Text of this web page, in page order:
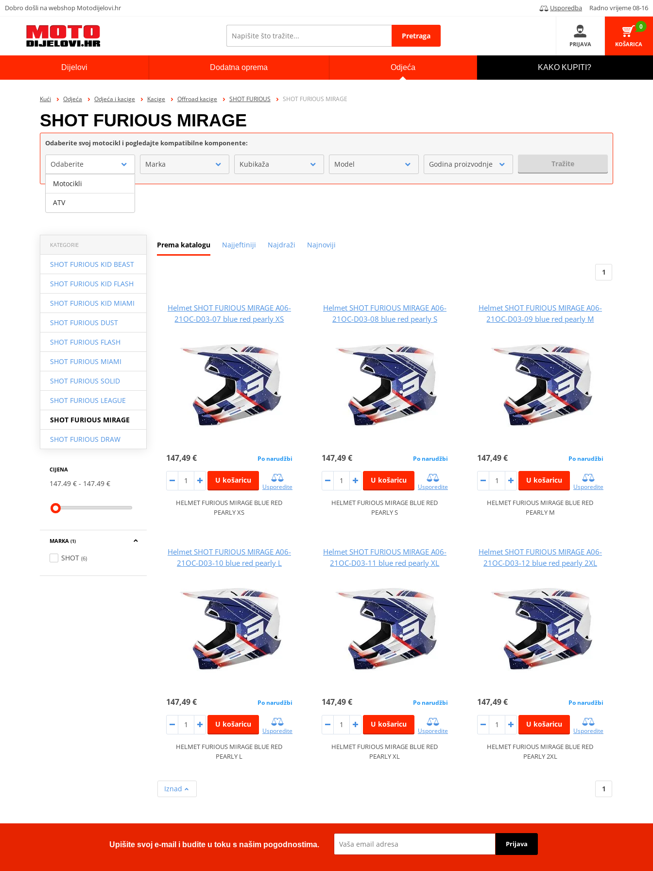
Dobro došli na webshop Motodijelovi.hr Usporedba Radno vrijeme 08-16
Pretraga
PRIJAVA
0
KOŠARICA
Dijelovi Dodatna oprema Odjeća KAKO KUPITI?
Kući Odjeća Odjeća i kacige Kacige Offroad kacige SHOT FURIOUS SHOT FURIOUS MIRAGE
SHOT FURIOUS MIRAGE
Odaberite svoj motocikl i pogledajte kompatibilne komponente:
Odaberite Marka Kubikaža Model Godina proizvodnje Tražite
Prema katalogu Najjeftiniji Najdraži Najnoviji
KATEGORIE
SHOT FURIOUS KID BEAST
SHOT FURIOUS KID FLASH
SHOT FURIOUS KID MIAMI
SHOT FURIOUS DUST
SHOT FURIOUS FLASH
SHOT FURIOUS MIAMI
SHOT FURIOUS SOLID
SHOT FURIOUS LEAGUE
SHOT FURIOUS MIRAGE
SHOT FURIOUS DRAW
CIJENA
147.49 € 147.49 €
MARKA (1)
SHOT (6)
1
Helmet SHOT FURIOUS MIRAGE A06-
21OC-D03-07 blue red pearly XS
147,49 € Po narudžbi
U košaricu
Usporedite
HELMET FURIOUS MIRAGE BLUE RED
PEARLY XS
Helmet SHOT FURIOUS MIRAGE A06-
21OC-D03-08 blue red pearly S
147,49 € Po narudžbi
U košaricu
Usporedite
HELMET FURIOUS MIRAGE BLUE RED
PEARLY S
Helmet SHOT FURIOUS MIRAGE A06-
21OC-D03-09 blue red pearly M
147,49 € Po narudžbi
U košaricu
Usporedite
HELMET FURIOUS MIRAGE BLUE RED
PEARLY M
Helmet SHOT FURIOUS MIRAGE A06-
21OC-D03-10 blue red pearly L
147,49 € Po narudžbi
U košaricu
Usporedite
HELMET FURIOUS MIRAGE BLUE RED
PEARLY L
Helmet SHOT FURIOUS MIRAGE A06-
21OC-D03-11 blue red pearly XL
147,49 € Po narudžbi
U košaricu
Usporedite
HELMET FURIOUS MIRAGE BLUE RED
PEARLY XL
Helmet SHOT FURIOUS MIRAGE A06-
21OC-D03-12 blue red pearly 2XL
147,49 € Po narudžbi
U košaricu
Usporedite
HELMET FURIOUS MIRAGE BLUE RED
PEARLY 2XL
1
Iznad
Upišite svoj e-mail i budite u toku s našim pogodnostima. Prijava
Motocikli
ATV